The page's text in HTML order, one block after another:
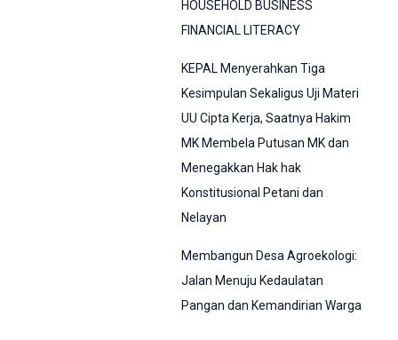
HOUSEHOLD BUSINESS
FINANCIAL LITERACY
KEPAL Menyerahkan Tiga
Kesimpulan Sekaligus Uji Materi
UU Cipta Kerja, Saatnya Hakim
MK Membela Putusan MK dan
Menegakkan Hak hak
Konstitusional Petani dan
Nelayan
Membangun Desa Agroekologi:
Jalan Menuju Kedaulatan
Pangan dan Kemandirian Warga